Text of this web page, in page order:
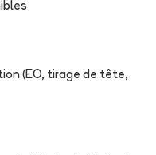
(EO, tirage de tête,